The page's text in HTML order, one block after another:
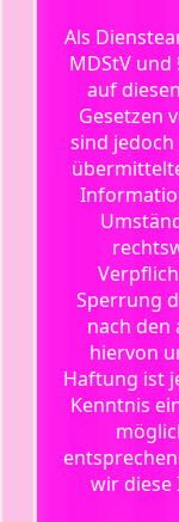
Als
MDStV und
auf
Gesetzen
sind
Sperrung
nach den
hiervon
Haftung ist
Kenntnis
wir diese